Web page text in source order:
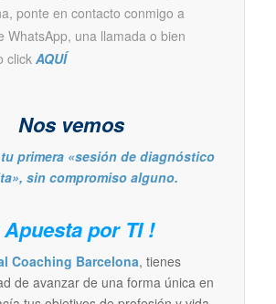
ponte en contacto conmigo a
WhatsApp, una llamada o bien
click AQUÍ
Nos vemos
tu primera «sesión de diagnóstico
sin compromiso alguno.
Apuesta por TI !
Coaching Barcelona, tienes
de avanzar de una forma única en